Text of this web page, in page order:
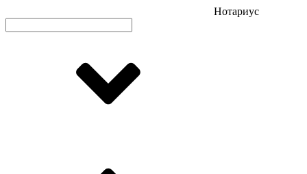
Нотариус